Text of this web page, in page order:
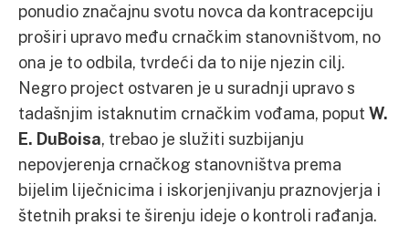
ponudio značajnu svotu novca da kontracepciju
proširi upravo među crnačkim stanovništvom, no
ona je to odbila, tvrdeći da to nije njezin cilj.
Negro project ostvaren je u suradnji upravo s
tadašnjim istaknutim crnačkim vođama, poput W.
E. DuBoisa, trebao je služiti suzbijanju
nepovjerenja crnačkog stanovništva prema
bijelim liječnicima i iskorjenjivanju praznovjerja i
štetnih praksi te širenju ideje o kontroli rađanja.